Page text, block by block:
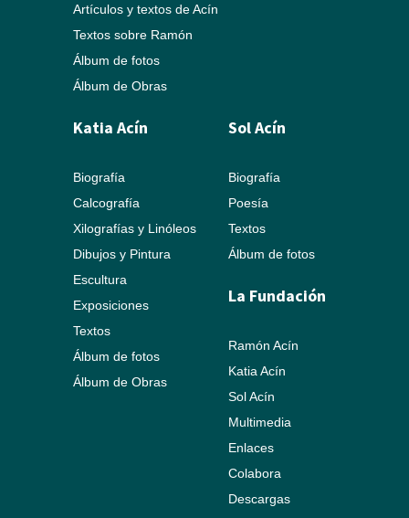
Artículos y textos de Acín
Textos sobre Ramón
Álbum de fotos
Álbum de Obras
Katia Acín
Biografía
Calcografía
Xilografías y Linóleos
Dibujos y Pintura
Escultura
Exposiciones
Textos
Álbum de fotos
Álbum de Obras
Sol Acín
Biografía
Poesía
Textos
Álbum de fotos
La Fundación
Ramón Acín
Katia Acín
Sol Acín
Multimedia
Enlaces
Colabora
Descargas